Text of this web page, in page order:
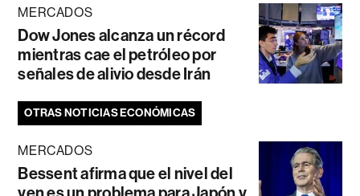
MERCADOS
Dow Jones alcanza un récord
mientras cae el petróleo por
señales de alivio desde Irán
OTRAS NOTICIAS ECONÓMICAS
MERCADOS
Bessent afirma que el nivel del